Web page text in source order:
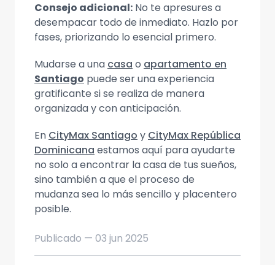
Consejo adicional: No te apresures a
desempacar todo de inmediato. Hazlo por
fases, priorizando lo esencial primero.
Mudarse a una casa o apartamento en
Santiago puede ser una experiencia
gratificante si se realiza de manera
organizada y con anticipación.
En CityMax Santiago y CityMax República
Dominicana estamos aquí para ayudarte
no solo a encontrar la casa de tus sueños,
sino también a que el proceso de
mudanza sea lo más sencillo y placentero
posible.
Publicado — 03 jun 2025